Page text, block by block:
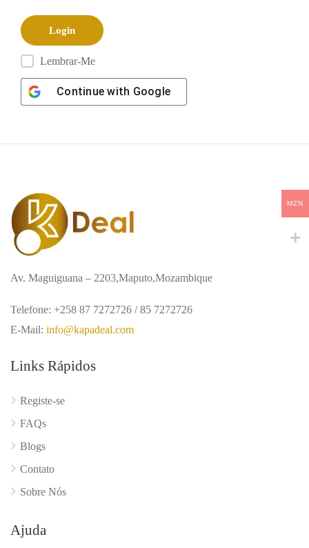
Lembrar-Me
Continue with Google
Av. Maguiguana – 2203,Maputo,Mozambique
Telefone: +258 87 7272726 / 85 7272726
E-Mail: info@kapadeal.com
Links Rápidos
Registe-se
FAQs
Blogs
Contato
Sobre Nós
Ajuda
MZN